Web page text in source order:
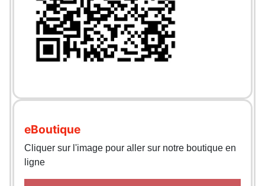
eBoutique
Cliquer sur l'image pour aller sur notre boutique en
ligne